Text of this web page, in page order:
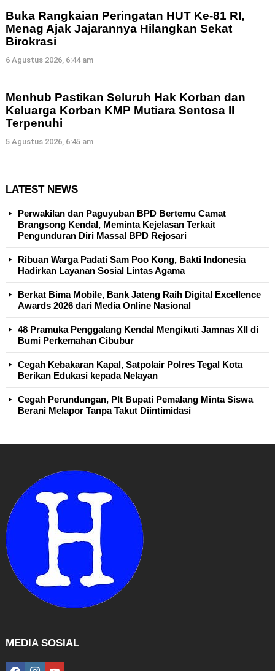
Buka Rangkaian Peringatan HUT Ke-81 RI,
Menag Ajak Jajarannya Hilangkan Sekat
Birokrasi
6 Agustus 2026, 6:44 am
Menhub Pastikan Seluruh Hak Korban dan
Keluarga Korban KMP Mutiara Sentosa II
Terpenuhi
5 Agustus 2026, 6:45 am
LATEST NEWS
Perwakilan dan Paguyuban BPD Bertemu Camat
Brangsong Kendal, Meminta Kejelasan Terkait
Pengunduran Diri Massal BPD Rejosari
Ribuan Warga Padati Sam Poo Kong, Bakti Indonesia
Hadirkan Layanan Sosial Lintas Agama
Berkat Bima Mobile, Bank Jateng Raih Digital Excellence
Awards 2026 dari Media Online Nasional
48 Pramuka Penggalang Kendal Mengikuti Jamnas XII di
Bumi Perkemahan Cibubur
Cegah Kebakaran Kapal, Satpolair Polres Tegal Kota
Berikan Edukasi kepada Nelayan
Cegah Perundungan, Plt Bupati Pemalang Minta Siswa
Berani Melapor Tanpa Takut Diintimidasi
MEDIA SOSIAL
facebookinstagramyoutube